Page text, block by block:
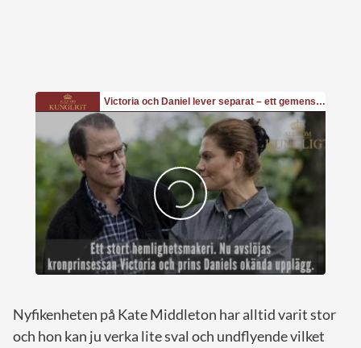
Nyfikenheten på Kate Middleton har alltid varit stor
och hon kan ju verka lite sval och undflyende vilket